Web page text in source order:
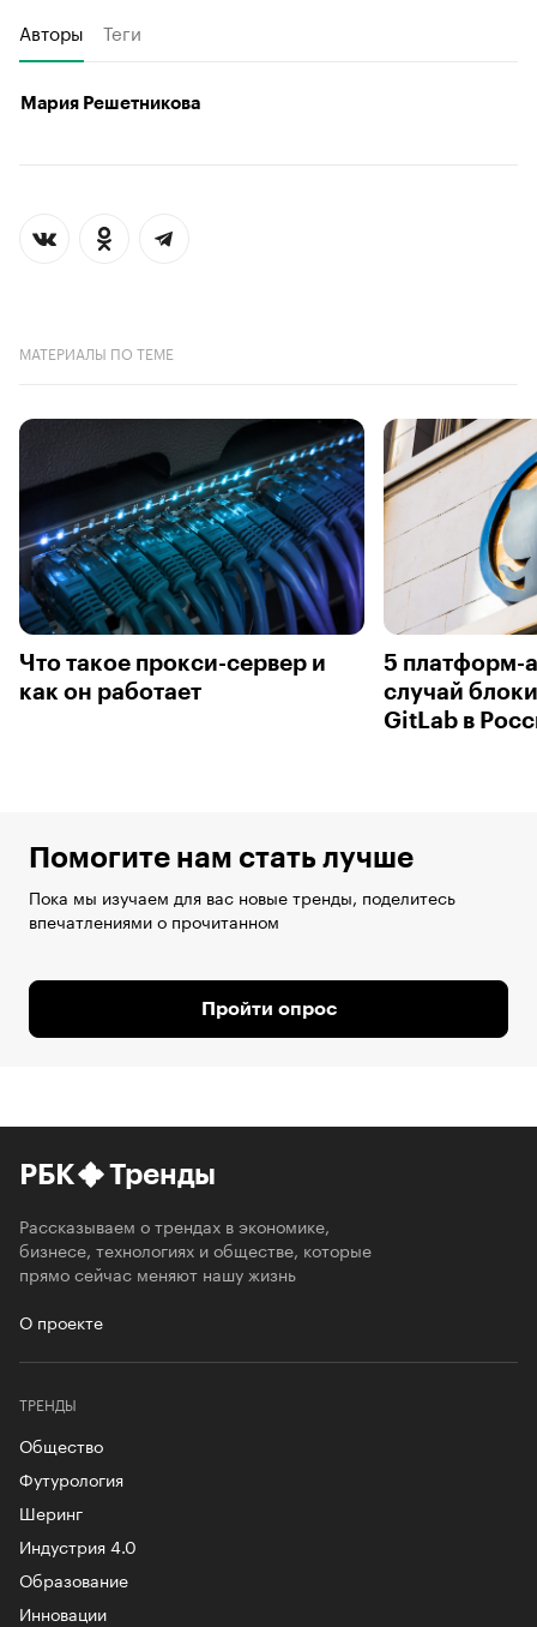
Авторы Теги
Мария Решетникова
МАТЕРИАЛЫ ПО ТЕМЕ
Что такое прокси-сервер и
как он работает
5 платформ-
случай
GitLab в
Помогите нам стать лучше
Пока мы изучаем для вас новые тренды, поделитесь
впечатлениями о прочитанном
Пройти опрос
РБК Тренды
Рассказываем о трендах в экономике,
бизнесе, технологиях и обществе, которые
прямо сейчас меняют нашу жизнь
О проекте
ТРЕНДЫ
Общество
Футурология
Шеринг
Индустрия 4.0
Образование
Инновации